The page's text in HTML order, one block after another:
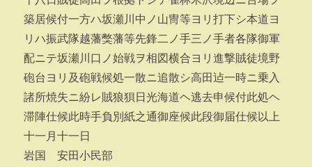
築居候付一方ハ坂瀬川中ノ山冑等ヨリ打下シ本道ヨ
リハ振武隊越藩獘藩等先鋒二ノ手三ノ手者各隊御軍
配ニテ坂瀬川口ノ始戦ヲ相図横合ヨリ進撃賊徒境野
砲台ヨリ及砲戦候処一散ニ追散シ高田迠一時ニ乗入
諸所焼失ニ紛レ賊狼狽日光海道ヘ逃去申候付此処ヘ
滞陣仕候此時手負別紙之通御座候此段御届仕候以上
十一月十一日
岩国 安田小民部